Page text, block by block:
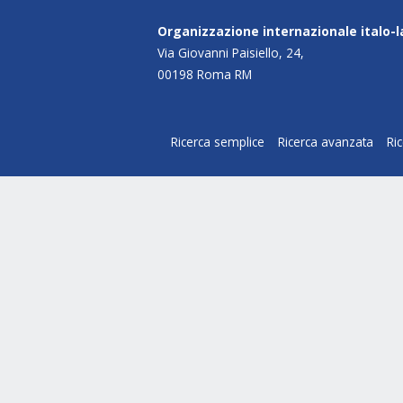
Organizzazione internazionale italo-
Via Giovanni Paisiello, 24,
00198 Roma RM
Ricerca semplice Ricerca avanzata